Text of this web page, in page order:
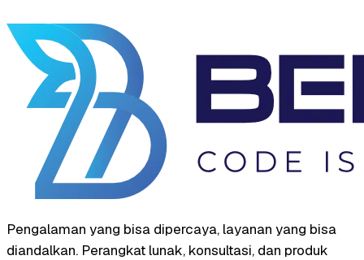
Pengalaman yang bisa dipercaya, layanan yang bisa
diandalkan. Perangkat lunak, konsultasi, dan produk